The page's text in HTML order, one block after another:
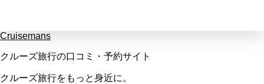
Cruisemans
クルーズ旅行の口コミ・予約サイト
クルーズ旅行をもっと身近に。